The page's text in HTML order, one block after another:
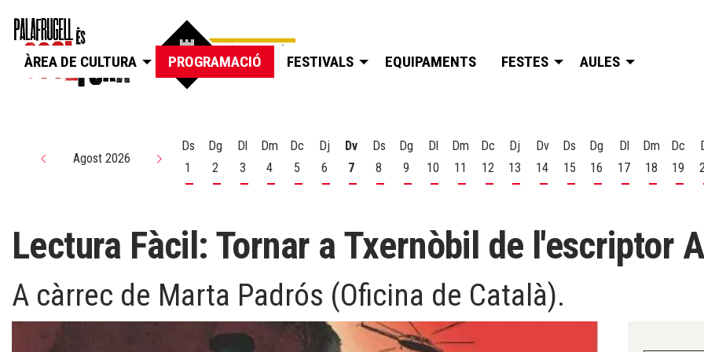
ÀREA DE CULTURA PROGRAMACIÓ FESTIVALS EQUIPAMENTS FESTES AULES
Agost 2026
Ds
1
Dissabte 1 d'agost
Dg
2
Diumenge 2 d'agost
Dl
3
Dilluns 3 d'agost
Dm
4
Dimarts 4 d'agost
Dc
5
Dimecres 5 d'agost
Dj
6
Dijous 6 d'agost
Dv
7
Divendres 7 d'agost
Ds
8
Dissabte 8 d'agost
Dg
9
Diumenge 9 d'agost
Dl
10
Dilluns 10 d'agost
Dm
11
Dimarts 11 d'agost
Dc
12
Dimecres 12 d'agost
Dj
13
Dijous 13 d'agost
Dv
14
Divendres 14 d'agost
Ds
15
Dissabte 15 d'agost
Dg
16
Diumenge 16 d'agost
Dl
17
Dilluns 17
Dm
18
Dimarts
Dc
19
Lectura Fàcil: Tornar a Txernòbil de l'escriptor
A càrrec de Marta Padrós (Oficina de Català).